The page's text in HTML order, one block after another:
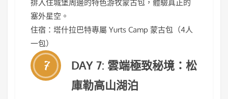
排入住城堡周邊的特色游牧蒙古包，體驗真正的
塞外星空。
住宿：塔什拉巴特專屬 Yurts Camp 蒙古包（4人
一包）
7
DAY 7: 雲端極致秘境：松
庫勒高山湖泊